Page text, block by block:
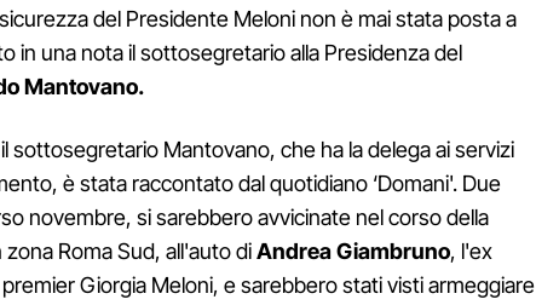
del Presidente Meloni non è mai stata posta a
in una nota il sottosegretario alla Presidenza del
Mantovano.
sottosegretario Mantovano, che ha la delega ai servizi
è stata raccontato dal quotidiano ‘Domani'. Due
novembre, si sarebbero avvicinate nel corso della
Roma Sud, all'auto diAndrea Giambruno, l'ex
Giorgia Meloni, e sarebbero stati visti armeggiare